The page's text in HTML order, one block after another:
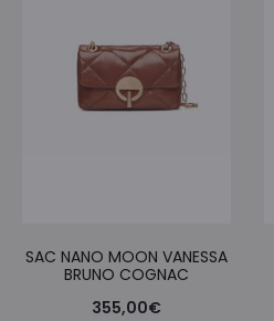
SAC NANO MOON VANESSA
BRUNO COGNAC
355,00€